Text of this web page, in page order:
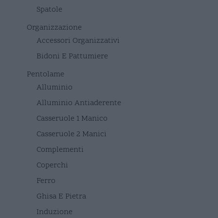
Spatole
Organizzazione
Accessori Organizzativi
Bidoni E Pattumiere
Pentolame
Alluminio
Alluminio Antiaderente
Casseruole 1 Manico
Casseruole 2 Manici
Complementi
Coperchi
Ferro
Ghisa E Pietra
Induzione